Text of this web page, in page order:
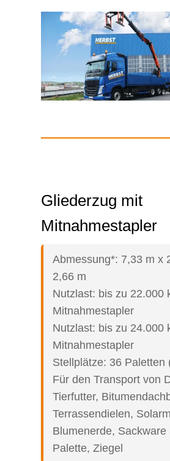
Gliederzug mit
Mitnahmestapler
Abmessung*: 7,33 m x
2,66 m
Nutzlast: bis zu 22.000
Mitnahmestapler
Nutzlast: bis zu 24.000
Mitnahmestapler
Stellplätze: 36 Paletten
Für den Transport von
Tierfutter,
Terrassendielen,
Blumenerde, Sackware
Palette, Ziegel